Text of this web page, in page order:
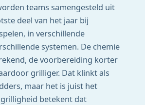
teams samengesteld uit
deel van het jaar bij
in verschillende
systemen. De chemie
de voorbereiding korter
grilliger. Dat klinkt als
maar het is juist het
betekent dat